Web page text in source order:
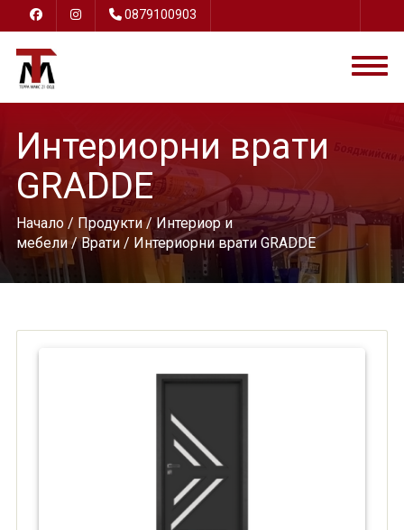
0879100903
Интериорни врати
GRADDE
Начало/ Продукти/Интериор и
мебели/Врати/ Интериорни врати GRADDE